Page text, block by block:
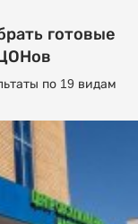
готовые
по 19 видам